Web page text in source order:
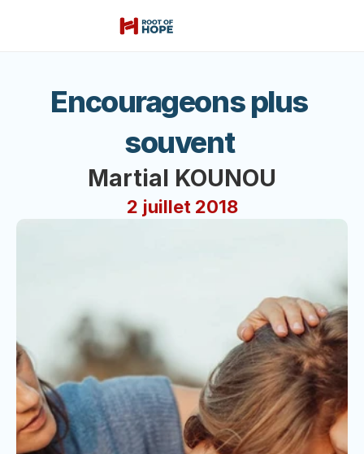
Encourageons plus
souvent
Martial KOUNOU
2 juillet 2018